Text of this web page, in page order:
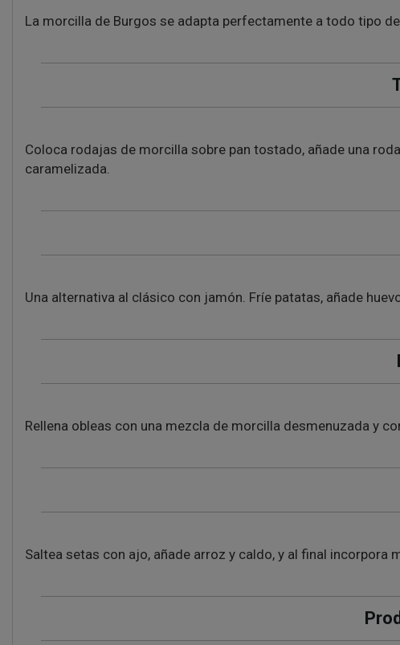
La morcilla de Burgos se adapta perfectamente a todo tipo
Coloca rodajas de morcilla sobre pan tostado, añade una
caramelizada.
Una alternativa al clásico con jamón. Fríe patatas, añade
Rellena obleas con una mezcla de morcilla desmenuzada y
Saltea setas con ajo, añade arroz y caldo, y al final